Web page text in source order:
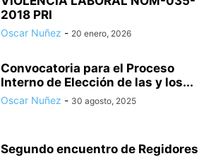
2018 PRI
Oscar Nuñez - 20 enero, 2026
Convocatoria para el Proceso
Interno de Elección de las y los...
Oscar Nuñez - 30 agosto, 2025
Segundo encuentro de Regidores